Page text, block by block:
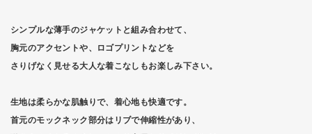
シンプルな薄手のジャケットと組み合わせて、
胸元のアクセントや、ロゴプリントなどを
さりげなく見せる大人な着こなしもお楽しみ下さい。
生地は柔らかな肌触りで、着心地も快適です。
首元のモックネック部分はリブで伸縮性があり、